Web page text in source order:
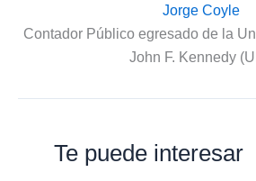
Jorge Coyle
Contador Público egresado de la
John F. Kennedy
Te puede interesar